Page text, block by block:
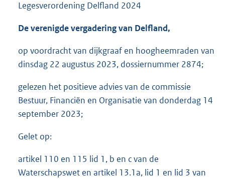
Legesverordening Delfland 2024
De verenigde vergadering van Delfland,
op voordracht van dijkgraaf en hoogheemraden van
dinsdag 22 augustus 2023, dossiernummer 2874;
gelezen het positieve advies van de commissie
Bestuur, Financiën en Organisatie van donderdag 14
september 2023;
Gelet op:
artikel 110 en 115 lid 1, b en c van de
Waterschapswet en artikel 13.1a, lid 1 en lid 3 van